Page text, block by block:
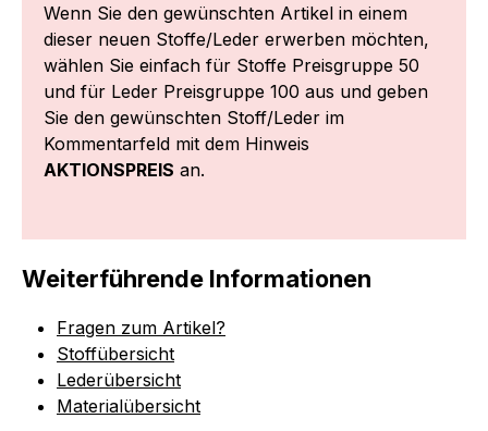
Wenn Sie den gewünschten Artikel in einem
dieser neuen Stoffe/Leder erwerben möchten,
wählen Sie einfach für Stoffe Preisgruppe 50
und für Leder Preisgruppe 100 aus und geben
Sie den gewünschten Stoff/Leder im
Kommentarfeld mit dem Hinweis
AKTIONSPREIS an.
Weiterführende Informationen
Fragen zum Artikel?
Stoffübersicht
Lederübersicht
Materialübersicht